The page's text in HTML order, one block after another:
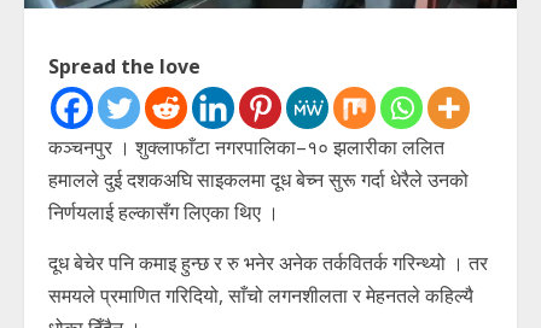
Spread the love
कञ्चनपुर । शुक्लाफाँटा नगरपालिका–१० झलारीका ललित
हमालले दुई दशकअघि साइकलमा दूध बेच्न सुरू गर्दा धेरैले उनको
निर्णयलाई हल्कासँग लिएका थिए ।
दूध बेचेर पनि कमाइ हुन्छ र रु भनेर अनेक तर्कवितर्क गरिन्थ्यो । तर
समयले प्रमाणित गरिदियो, साँचो लगनशीलता र मेहनतले कहिल्यै